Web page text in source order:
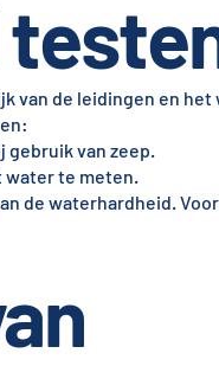
van de leidingen en
van zeep.
water te meten.
de waterhardheid.